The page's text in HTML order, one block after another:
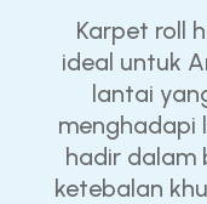
Karpet roll
ideal untuk
lantai
menghadapi
hadir dalam
ketebalan